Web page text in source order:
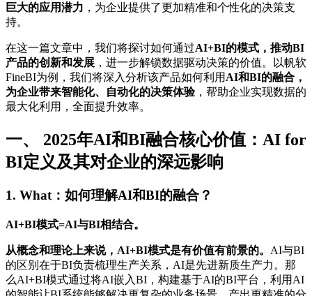
巨大的应用潜力 ，为企业提供了更加精准和个性化的决策支
持。
在这一篇文章中，我们将探讨如何通过AI+BI的模式，推动BI
产品的创新和发展 ，进一步解锁数据驱动决策的价值。以帆软
FineBI为例，我们将深入分析该产品如何利用 AI和BI的融合，
为企业带来智能化、自动化的决策体验，帮助企业实现数据的
最大化利用，全面提升效率。
一、 2025年AI和BI融合核心价值：AI for
BI定义及其对企业的深远影响
1. What：如何理解AI和BI的融合？
AI+BI模式=AI与BI相结合。
从概念和理论上来说，AI+BI模式是有价值有前景的。 AI与BI
的区别在于BI负责梳理生产关系，AI是先进新质生产力。那
么AI+BI模式通过将AI嵌入BI，构建基于AI的BI平台，利用AI